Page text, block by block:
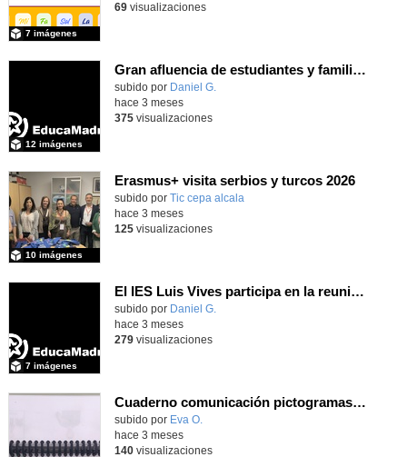
7 imágenes
69visualizaciones
Gran afluencia de estudiantes y familias en la jornada de puertas abiertas que nuestro centro desarrolló el pasado 23 de abril de 2026
subido por Daniel G.
12 imágenes
hace 3 meses
375visualizaciones
Erasmus+ visita serbios y turcos 2026
subido por Tic cepa alcala
10 imágenes
hace 3 meses
125visualizaciones
El IES Luis Vives participa en la reunión de coordinación del proyecto de innovación MEFPD - CNC e Industria 4.0
subido por Daniel G.
7 imágenes
hace 3 meses
279visualizaciones
Cuaderno comunicación pictogramas y LSE
subido por Eva O.
hace 3 meses
140visualizaciones